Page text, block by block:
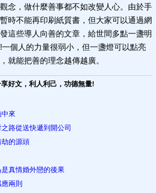
念，做什麼善事都不如改變人心。由於手
時不能再印刷紙質書，但大家可以通過網
這些導人向善的文章，給世間多點一盞明
個人的力量很弱小，但一盞燈可以點亮
就能把善的理念越傳越廣。
好文，利人利己，功德無量!
來
路從送快遞到開公司
的源頭
真情婚外戀的後果
兩則